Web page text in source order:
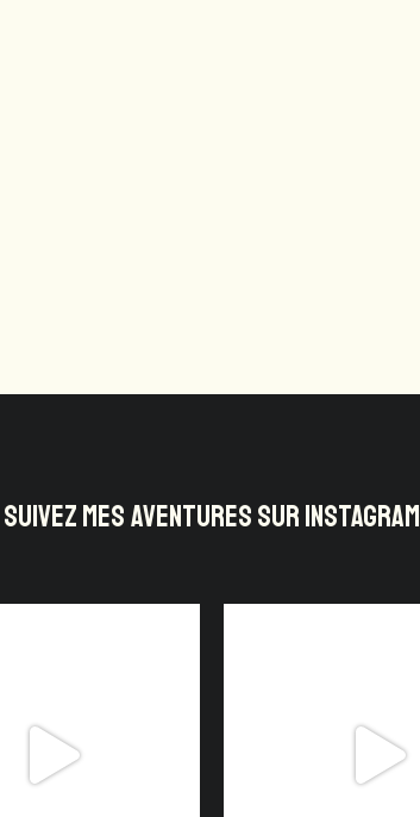
SUIVEZ MES AVENTURES SUR INSTAGRAM